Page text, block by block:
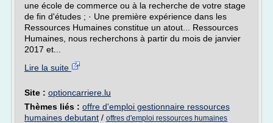
une école de commerce ou à la recherche de votre stage
de fin d'études ; · Une première expérience dans les
Ressources Humaines constitue un atout... Ressources
Humaines, nous recherchons à partir du mois de janvier
2017 et...
Lire la suite
Site : optioncarriere.lu
Thèmes liés : offre d'emploi gestionnaire ressources
humaines debutant / offres d'emploi ressources humaines